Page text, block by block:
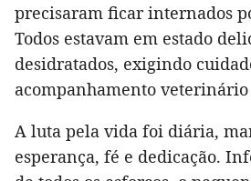
precisaram ficar internados
Todos estavam em estado
desidratados, exigindo
acompanhamento
A luta pela vida foi diária,
esperança, fé e dedicação.